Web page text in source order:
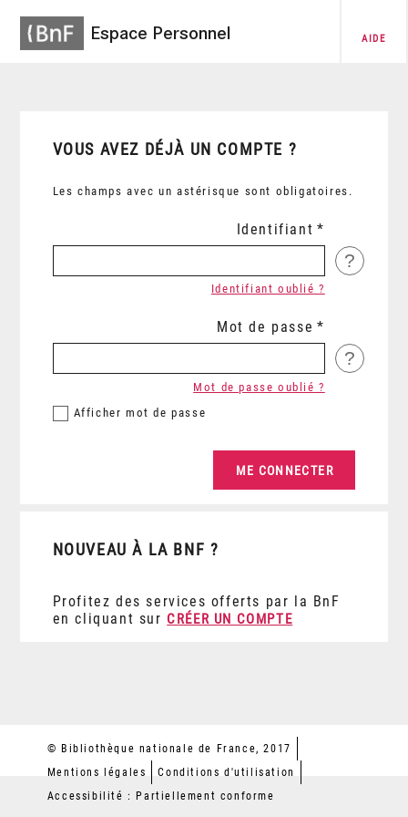
Espace Personnel AIDE
VOUS AVEZ DÉJÀ UN COMPTE ?
Les champs avec un astérisque sont obligatoires.
Identifiant
?
Identifiant oublié ?
Mot de passe
?
Afficher mot de passe
Mot de passe oublié ?
NOUVEAU À LA BNF ?
Profitez des services offerts par la BnF
en cliquant sur CRÉER UN COMPTE
© Bibliothèque nationale de France, 2017
Mentions légales
Conditions d'utilisation
Accessibilité : Partiellement conforme